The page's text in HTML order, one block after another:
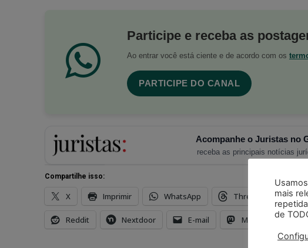
Participe e receba as
Ao entrar você está ciente e de acordo com os
PARTICIPE DO CANAL
Acompanhe o Juristas no
receba as principais notícias
Compartilhe isso:
X Imprimir WhatsApp Threads
Reddit Nextdoor E-mail Mastodon
mais
de